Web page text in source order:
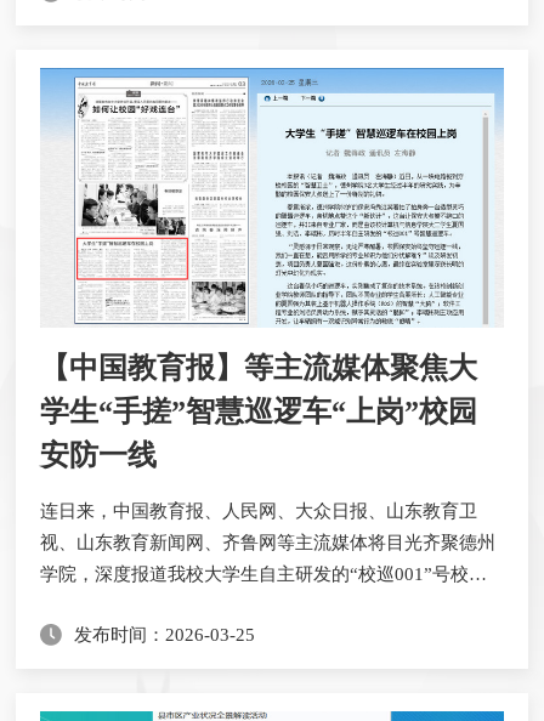
梨酸钾、聚偏氟乙烯等20项产品在全国市场一马当先。...
【中国教育报】等主流媒体聚焦大
学生“手搓”智慧巡逻车“上岗”校园
安防一线
​连日来，中国教育报、人民网、大众日报、山东教育卫
视、山东教育新闻网、齐鲁网等主流媒体将目光齐聚德州
学院，深度报道我校大学生自主研发的“校巡001”号校园
车在校园上岗》为题，点赞学子“把论文写在校园里”；人
发布时间：2026-03-25